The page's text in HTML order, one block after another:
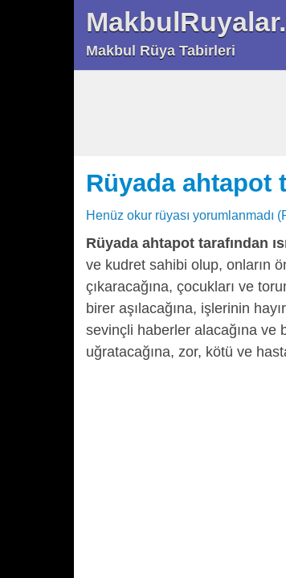
Makbul Rüya Tabirleri
Rüyada ahtapot
Henüz okur rüyası yorumlanmadı
Rüyada ahtapot tarafından
ve kudret sahibi olup, onların
çıkaracağına, çocukları ve
birer aşılacağına, işlerinin
sevinçli haberler alacağına
uğratacağına, zor, kötü ve